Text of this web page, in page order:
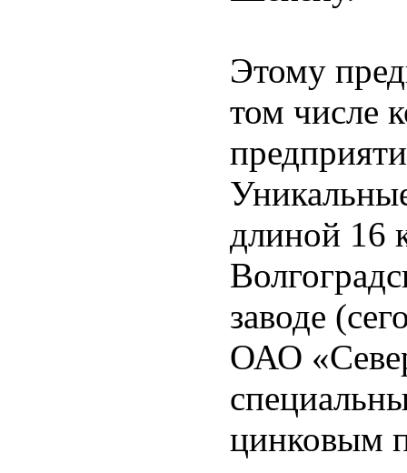
Этому
том числе
длиной 16
заводе
ОАО
цинковым